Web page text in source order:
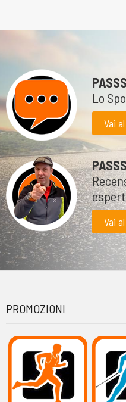
Lo
Vai
Vai
PROMOZIONI